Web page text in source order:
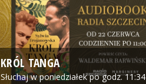
KRÓL TANGA
Słuchaj w poniedziałek po godz. 11:34